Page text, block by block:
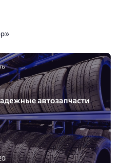
автозапчасти